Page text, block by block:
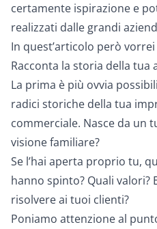
certamente ispirazione e
realizzati dalle grandi
In quest’articolo però vorrei
Racconta la storia della tua
La prima è più ovvia
radici storiche della tua
commerciale. Nasce da un
visione familiare?
Se l’hai aperta proprio tu,
hanno spinto? Quali valori?
risolvere ai tuoi clienti?
Poniamo attenzione al